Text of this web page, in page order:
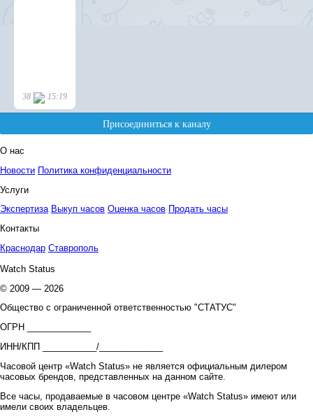
О нас
Новости Политика конфиденциальности
Услуги
Экспертиза Выкуп часов Оценка часов Продать часы
Контакты
Краснодар Ставрополь
Watch Status
© 2009 — 2026
Общество с ограниченной ответственностью "СТАТУС"
ОГРН _____________
ИНН/КПП ___________/_____________
Часовой центр «Watch Status» не является официальным дилером
часовых брендов, представленных на данном сайте.
Все часы, продаваемые в часовом центре «Watch Status» имеют или
имели своих владельцев.